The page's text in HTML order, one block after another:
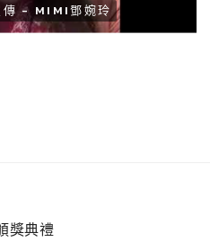
傳 - MIMI鄧婉玲
獎典禮